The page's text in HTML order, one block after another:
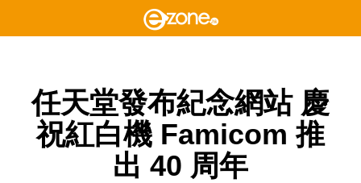
任天堂發布紀念網站 慶
祝紅白機 Famicom 推
出 40 周年